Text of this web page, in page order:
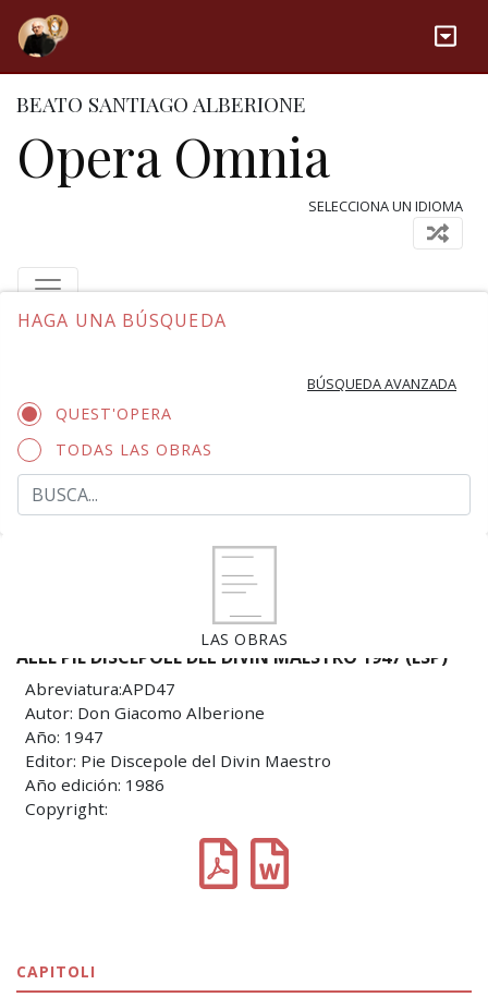
BEATO SANTIAGO ALBERIONE
Opera Omnia
SELECCIONA UN IDIOMA
HAGA UNA BÚSQUEDA
BÚSQUEDA AVANZADA
QUEST'OPERA
TODAS LAS OBRAS
LAS OBRAS
ALLE PIE DISCEPOLE DEL DIVIN MAESTRO 1947 (ESP)
Abreviatura:APD47
Autor: Don Giacomo Alberione
Año: 1947
Editor: Pie Discepole del Divin Maestro
Año edición: 1986
Copyright:
CAPITOLI